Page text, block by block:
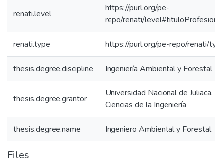
renati.level
https://purl.org/pe-
repo/renati/
renati.type https://purl.org/pe-repo/renati/
thesis.degree.discipline Ingeniería Ambiental y Forestal
thesis.degree.grantor
Universidad Nacional de Juliaca.
Ciencias de la Ingeniería
thesis.degree.name Ingeniero Ambiental y Forestal
Files